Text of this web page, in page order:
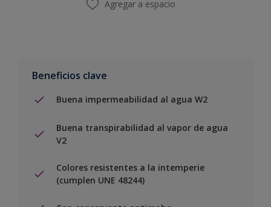
Agregar a espacio
Beneficios clave
Buena impermeabilidad al agua W2
Buena transpirabilidad al vapor de agua
V2
Colores resistentes a la intemperie
(cumplen UNE 48244)